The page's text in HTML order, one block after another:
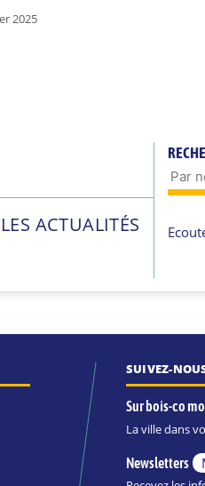
2025
ACTUALITÉS
SUIVEZ-
Sur bois-co
La ville dans
Newsletters